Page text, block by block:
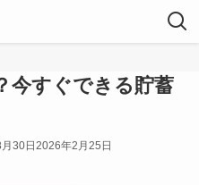
今すぐできる貯蓄
30日 2026年2月25日